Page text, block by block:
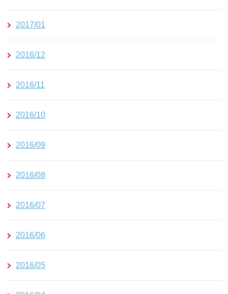
2017/01
2016/12
2016/11
2016/10
2016/09
2016/08
2016/07
2016/06
2016/05